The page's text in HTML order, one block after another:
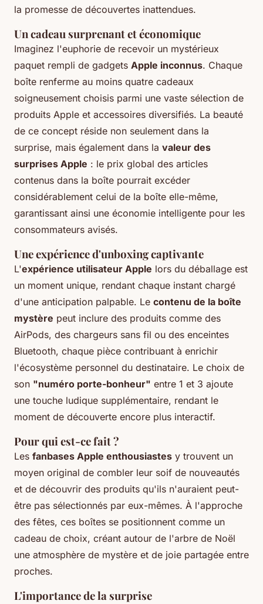
la promesse de découvertes inattendues.
Un cadeau surprenant et économique
Imaginez l'euphorie de recevoir un mystérieux
paquet rempli de gadgets Apple inconnus. Chaque
boîte renferme au moins quatre cadeaux
soigneusement choisis parmi une vaste sélection de
produits Apple et accessoires diversifiés. La beauté
de ce concept réside non seulement dans la
surprise, mais également dans la valeur des
surprises Apple : le prix global des articles
contenus dans la boîte pourrait excéder
considérablement celui de la boîte elle-même,
garantissant ainsi une économie intelligente pour les
consommateurs avisés.
Une expérience d'unboxing captivante
L'expérience utilisateur Apple lors du déballage est
un moment unique, rendant chaque instant chargé
d'une anticipation palpable. Le contenu de la boîte
mystère peut inclure des produits comme des
AirPods, des chargeurs sans fil ou des enceintes
Bluetooth, chaque pièce contribuant à enrichir
l'écosystème personnel du destinataire. Le choix de
son "numéro porte-bonheur" entre 1 et 3 ajoute
une touche ludique supplémentaire, rendant le
moment de découverte encore plus interactif.
Pour qui est-ce fait ?
Les fanbases Apple enthousiastes y trouvent un
moyen original de combler leur soif de nouveautés
et de découvrir des produits qu'ils n'auraient peut-
être pas sélectionnés par eux-mêmes. À l'approche
des fêtes, ces boîtes se positionnent comme un
cadeau de choix, créant autour de l'arbre de Noël
une atmosphère de mystère et de joie partagée entre
proches.
L'importance de la surprise